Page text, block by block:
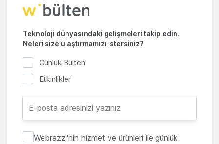
Teknoloji dünyasındaki gelişmeleri takip edin.
Neleri size ulaştırmamızı istersiniz?
Günlük Bülten
Etkinlikler
Webrazzi'nin hizmet ve ürünleri ile günlük